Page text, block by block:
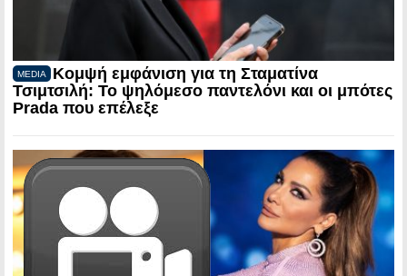
MEDIA
Κομψή εμφάνιση για τη Σταματίνα
Τσιμτσιλή: Το ψηλόμεσο παντελόνι και οι μπότες
Prada που επέλεξε